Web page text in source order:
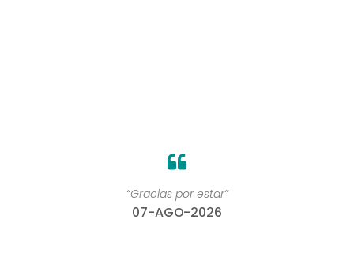
“Gracias por estar”
07-AGO-2026